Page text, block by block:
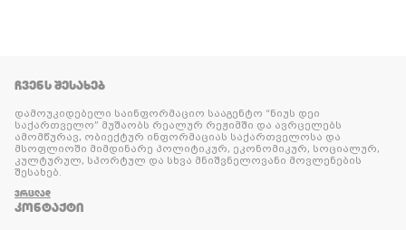
ᲩᲕᲔᲜᲡ ᲨᲔᲡᲐᲮᲔᲑ
დამოუკიდებელი საინფორმაციო სააგენტო “ნიუს დეი
საქართველო” მუშაობს რეალურ რეჟიმში და ავრცელებს
ამომწურავ, ობიექტურ ინფორმაციას საქართველოსა და
მსოფლიოში მიმდინარე პოლიტიკურ, ეკონომიკურ, სოციალურ,
კულტურულ, სპორტულ და სხვა მნიშვნელოვანი მოვლენების
შესახებ.
ᲕᲠᲪᲚᲐᲓ
ᲙᲝᲜᲢᲐᲥᲢᲘ